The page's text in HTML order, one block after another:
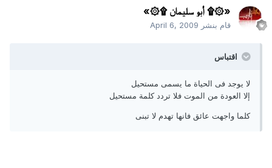
«۞۩ أبو سليمان ۩۞»
قام بنشر April 6, 2009
اقتباس
لا يوجد فى الحياة ما يسمى مستحيل
إلا العودة من الموت فلا تردد كلمة مستحيل
كلما واجهت عائق فانها تهدم لا تبنى